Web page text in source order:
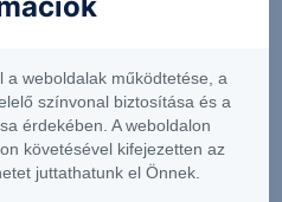
HOZAMÚ ALAPOK
HOZAMÚ
a weboldalak működtetése, a
színvonal biztosítása és a
érdekében. A weboldalon
követésével kifejezetten az
juttathatunk el Önnek.